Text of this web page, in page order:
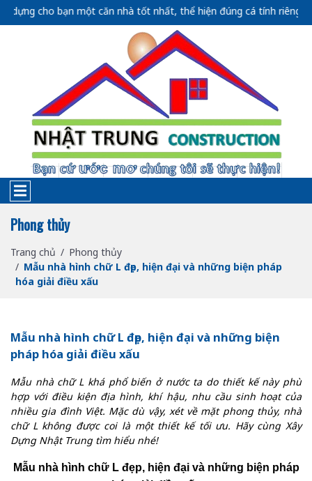
bạn một căn nhà tốt nhất, thể hiện đúng cá tính riêng của bạn....
Phong thủy
Trang chủ
Phong thủy
Mẫu nhà hình chữ L đẹp, hiện đại và những biện pháp
hóa giải điều xấu
Mẫu nhà hình chữ L đẹp, hiện đại và những biện
pháp hóa giải điều xấu
Mẫu nhà chữ L khá phổ biến ở nước ta do thiết kế này phù
hợp với điều kiện địa hình, khí hậu, nhu cầu sinh hoạt của
nhiều gia đình Việt. Mặc dù vậy, xét về mặt phong thủy, nhà
chữ L không được coi là một thiết kế tối ưu. Hãy cùng Xây
Dựng Nhật Trung tìm hiểu nhé!
Mẫu nhà hình chữ L đẹp, hiện đại và những biện pháp